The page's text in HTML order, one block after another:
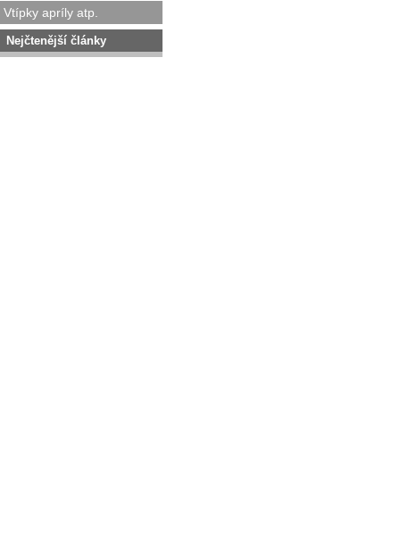
Vtípky apríly atp.
Nejčtenější články